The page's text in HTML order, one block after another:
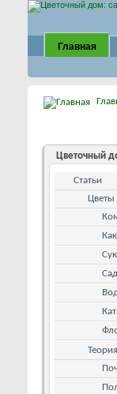
Главная
Цветочный
Статьи
Цветы